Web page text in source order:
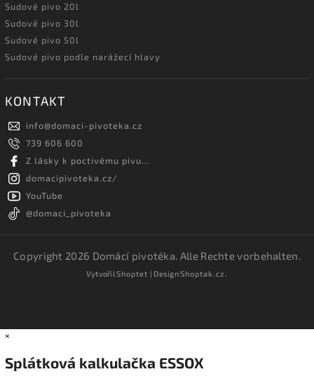
Sudové pivo 20l
Sudové pivo 30l
Sudové pivo 50l
Sudové pivo podle narážecí hlavy
KONTAKT
info@domaci-pivoteka.cz
739 606 600
Z lásky k poctivému pivu...
domacipivoteka.cz/
YouTube
@domaci_pivoteka
Copyright 2026 Domácí pivotéka. Alle Rechte vorbehalten.
VytvořilShoptet | DesignShoptak.cz.
×
Splátková kalkulačka ESSOX